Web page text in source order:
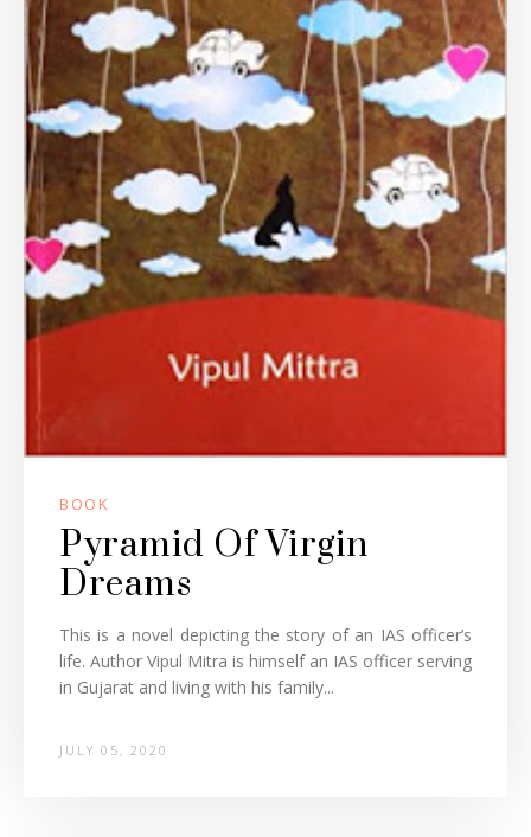
BOOK
Pyramid Of Virgin
Dreams
This is a novel depicting the story of an IAS officer’s
life. Author Vipul Mitra is himself an IAS officer serving
in Gujarat and living with his family...
JULY 05, 2020